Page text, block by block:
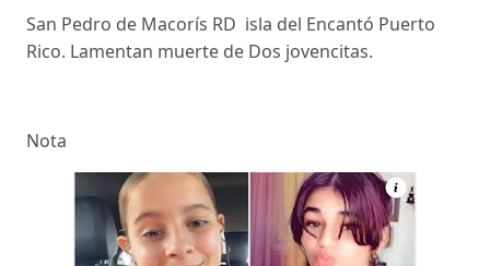
San Pedro de Macorís RD isla del Encantó Puerto
Rico. Lamentan muerte de Dos jovencitas.
Nota